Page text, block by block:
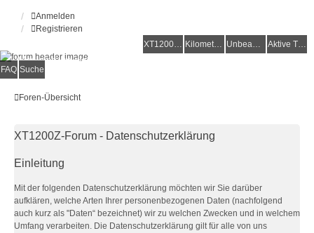
Anmelden
Registrieren
XT1200Z-Wiki
Kilometerstatistik Unbeantwortete Themen Aktive Themen
Alles rund um die Yamaha XT1200Z Super Ténéré
FAQ Suche
Foren-Übersicht
XT1200Z-Forum - Datenschutzerklärung
Einleitung
Mit der folgenden Datenschutzerklärung möchten wir Sie darüber
aufklären, welche Arten Ihrer personenbezogenen Daten (nachfolgend
auch kurz als "Daten“ bezeichnet) wir zu welchen Zwecken und in welchem
Umfang verarbeiten. Die Datenschutzerklärung gilt für alle von uns